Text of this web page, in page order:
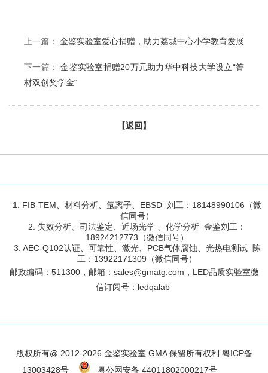
上一篇： 金鉴实验室爱心捐赠，助力荔城中心小学教育发展
下一篇：金鉴实验室捐赠20万元助力华中科技大学设立“箐
材双创奖学金“
【返回】
1. FIB-TEM、材料分析、氩离子、EBSD 刘工：18148990106（微
信同号）
2. 失效分析、司法鉴定、近场光学 、化学分析 金鉴刘工：
18924212773（微信同号）
3. AEC-Q102认证、可靠性、激光、PCB气体腐蚀、光热电测试 陈
工：13922171309（微信同号）
邮政编码： 511300，邮箱：sales@gmatg.com，LED品质实验室微
信订阅号：ledqalab
版权所有@ 2012-2026 金鉴实验室 GMA 保留所有权利 粤ICP备
13003428号
粤公网安备 44011802000217号